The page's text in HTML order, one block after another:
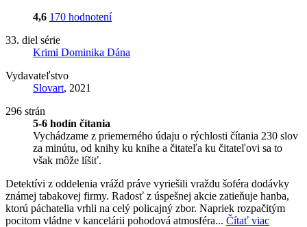
4,6 170 hodnotení
33. diel série
Krimi Dominika Dána
Vydavateľstvo
Slovart, 2021
296 strán
5-6 hodín čítania
Vychádzame z priemerného údaju o rýchlosti čítania 230 slov
za minútu, od knihy ku knihe a čitateľa ku čitateľovi sa to
však môže líšiť.
Detektívi z oddelenia vrážd práve vyriešili vraždu šoféra dodávky
známej tabakovej firmy. Radosť z úspešnej akcie zatieňuje hanba,
ktorú páchatelia vrhli na celý policajný zbor. Napriek rozpačitým
pocitom vládne v kancelárii pohodová atmosféra... Čítať viac